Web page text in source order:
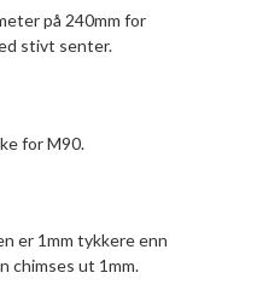
på 240mm for
stivt senter.
for M90.
er 1mm tykkere enn
chimses ut 1mm.